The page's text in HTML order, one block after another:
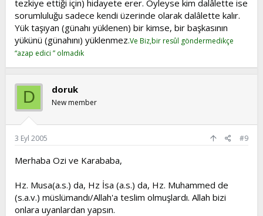
mâ nezzelallâhu min şey'(şey'in), in entum illâ fî dalâlin
kebîr(kebîrin).
(Cehenneme atılanlar) derler ki: "Evet, andolsun ki bize
nezir geldi. Ama biz, onu yalanladık ve Allah, hiçbir şey
indirmemiştir, dedik ve siz, büyük bir sapıklık içindesiniz,
YİĞİT KARDEŞİM ALLAH A İNANMAK YETMİYOR BAK AYETTE
ALLAH A İNANIYORLAR AMA UYARICI NEZİRE İNANMIYORLAR
VE ALLAH SANA VAHYETMEDİ DİYORLARMIŞ
MULK-10: Ve kâlû lev kunnâ nesmau ev na'kılu mâ kunnâ fî
ashâbis saîr(saîri).
Ve derler ki: "Eğer biz işitmiş ve akletmiş (idrak etmiş)
olsaydık burada ateş ehlinin içinde mi olurduk?"
VE ONLARCA AYET VAR HER KAVİME RESUL ELÇİ
UYARICIKLARIN MUTLAKA KIYAMETE KADAR GİDECEĞİNİ
SÖYLEYEN VE İNSANLARI KAVMİNİN DİLİYLE ALLAH A
ÇAĞIRACAĞINI ANLATAN ONLARCA AYET
tezkiye ettiği için) hidayete erer. Öyleyse kim dalâlette ise
sorumluluğu sadece kendi üzerinde olarak dalâlette kalır.
Yük taşıyan (günahı yüklenen) bir kimse, bir başkasının
yükünü (günahını) yüklenmez.Ve Biz,bir resûl göndermedikçe
“azap edici ” olmadık
D doruk
New member
3 Eyl 2005 #9
Merhaba Ozi ve Karababa,
Hz. Musa(a.s.) da, Hz İsa (a.s.) da, Hz. Muhammed de
(s.a.v.) müslümandı/Allah'a teslim olmuşlardı. Allah bizi
onlara uyanlardan yapsın.